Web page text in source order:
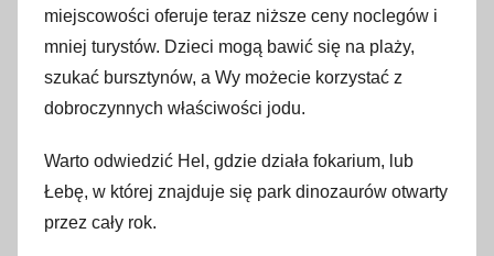
miejscowości oferuje teraz niższe ceny noclegów i
mniej turystów. Dzieci mogą bawić się na plaży,
szukać bursztynów, a Wy możecie korzystać z
dobroczynnych właściwości jodu.
Warto odwiedzić Hel, gdzie działa fokarium, lub
Łebę, w której znajduje się park dinozaurów otwarty
przez cały rok.